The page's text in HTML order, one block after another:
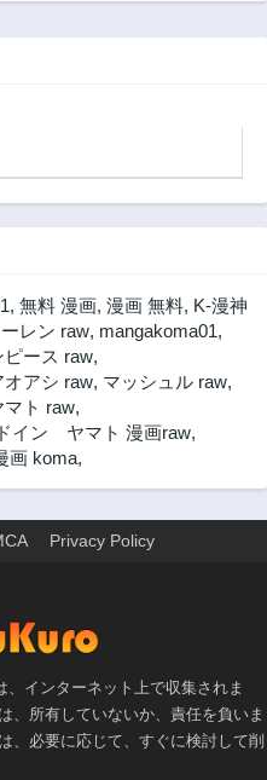
～仲間
ので立場を奪って
, 無料 漫画, 漫画 無料, K-漫神
レン raw, mangakoma01,
ピース raw,
オアシ raw, マッシュル raw,
ト raw,
イン ヤマト 漫画raw,
画 koma,
Privacy Policy
インターネット上で収集されま
、所有していないか、責任を負いま
、必要に応じて、すぐに検討して削